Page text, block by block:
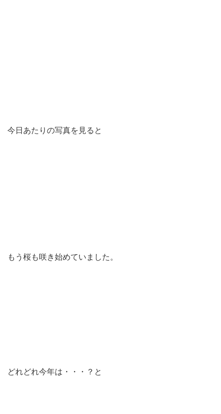
今日あたりの写真を見ると
もう桜も咲き始めていました。
どれどれ今年は・・・？と